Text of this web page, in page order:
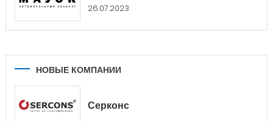
26.07.2023
НОВЫЕ КОМПАНИИ
Серконс